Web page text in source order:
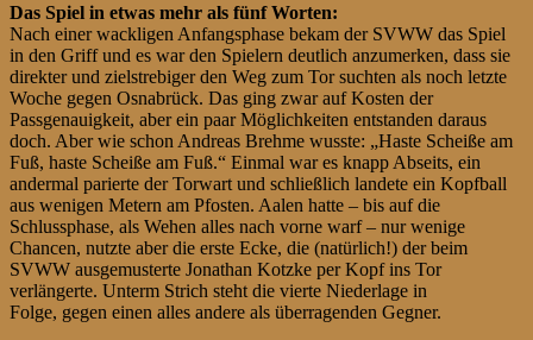
Das Spiel in etwas mehr als fünf Worten:
Nach einer wackligen Anfangsphase bekam der SVWW das Spiel
in den Griff und es war den Spielern deutlich anzumerken, dass sie
direkter und zielstrebiger den Weg zum Tor suchten als noch letzte
Woche gegen Osnabrück. Das ging zwar auf Kosten der
Passgenauigkeit, aber ein paar Möglichkeiten entstanden daraus
doch. Aber wie schon Andreas Brehme wusste: „Haste Scheiße am
Fuß, haste Scheiße am Fuß.“ Einmal war es knapp Abseits, ein
andermal parierte der Torwart und schließlich landete ein Kopfball
aus wenigen Metern am Pfosten. Aalen hatte – bis auf die
Schlussphase, als Wehen alles nach vorne warf – nur wenige
Chancen, nutzte aber die erste Ecke, die (natürlich!) der beim
SVWW ausgemusterte Jonathan Kotzke per Kopf ins Tor
verlängerte. Unterm Strich steht die vierte Niederlage in
Folge, gegen einen alles andere als überragenden Gegner.